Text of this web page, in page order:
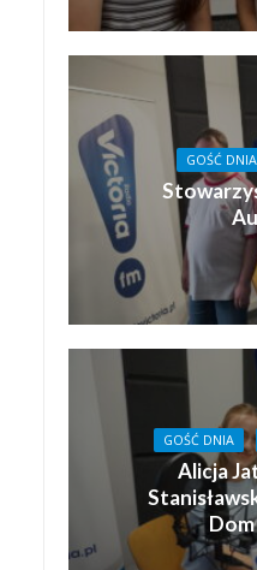
GOŚĆ DNIA
GOŚĆ DNIA
Alicja